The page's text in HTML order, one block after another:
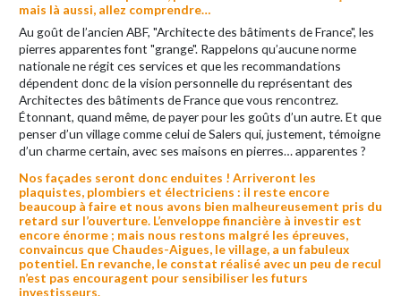
mais là aussi, allez comprendre…
Au goût de l’ancien ABF, "Architecte des bâtiments de France", les
pierres apparentes font "grange". Rappelons qu’aucune norme
nationale ne régit ces services et que les recommandations
dépendent donc de la vision personnelle du représentant des
Architectes des bâtiments de France que vous rencontrez.
Étonnant, quand même, de payer pour les goûts d’un autre. Et que
penser d’un village comme celui de Salers qui, justement, témoigne
d’un charme certain, avec ses maisons en pierres… apparentes ?
Nos façades seront donc enduites ! Arriveront les
plaquistes, plombiers et électriciens : il reste encore
beaucoup à faire et nous avons bien malheureusement pris du
retard sur l’ouverture. L’enveloppe financière à investir est
encore énorme ; mais nous restons malgré les épreuves,
convaincus que Chaudes-Aigues, le village, a un fabuleux
potentiel. En revanche, le constat réalisé avec un peu de recul
n’est pas encouragent pour sensibiliser les futurs
investisseurs.